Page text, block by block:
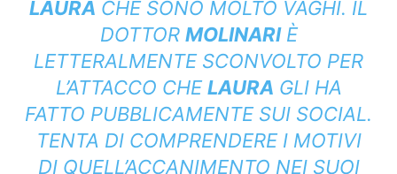
LAURA CHE SONO MOLTO VAGHI. IL
DOTTOR MOLINARIÈ
LETTERALMENTE SCONVOLTO PER
L’ATTACCO CHELAURA GLI HA
FATTO PUBBLICAMENTE SUI SOCIAL.
TENTA DI COMPRENDERE I MOTIVI
DI QUELL’ACCANIMENTO NEI SUOI